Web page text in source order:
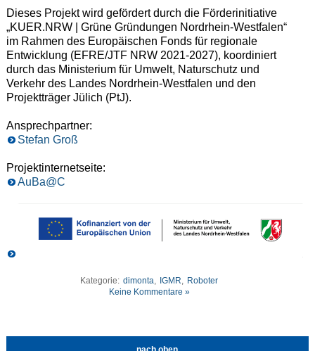
Dieses Projekt wird gefördert durch die Förderinitiative
„KUER.NRW | Grüne Gründungen Nordrhein-Westfalen“
im Rahmen des Europäischen Fonds für regionale
Entwicklung (EFRE/JTF NRW 2021-2027), koordiniert
durch das Ministerium für Umwelt, Naturschutz und
Verkehr des Landes Nordrhein-Westfalen und den
Projektträger Jülich (PtJ).
Ansprechpartner:
Stefan Groß
Projektinternetseite:
AuBa@C
Kategorie: dimonta IGMR
Roboter
Keine Kommentare »